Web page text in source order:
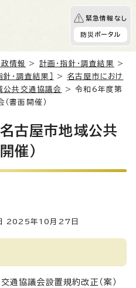
緊急情報なし
防災ポータル
情報 > 計画・指針・調査結果
>
・調査結果］
> 名古屋市におけ
公共交通協議会
> 令和6年度第
書面開催）
古屋市地域公共
催）
2025年10月27日
通協議会設置規約改正（案）